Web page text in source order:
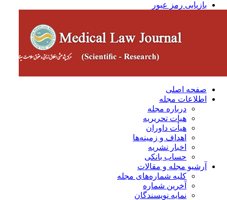
بازیابی رمز عبور
صفحه اصلی
اطلاعات مجله
درباره مجله
هیات تحریریه
هیأت داوران
اهداف و زمینه‌ها
اخبار نشریه
حساب بانکی
آرشیو مجله و مقالات
کلیه شماره‌های مجله
آخرین شماره
نمایه نویسندگان